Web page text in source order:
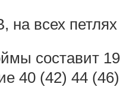
на всех
составит
40 (42) 44